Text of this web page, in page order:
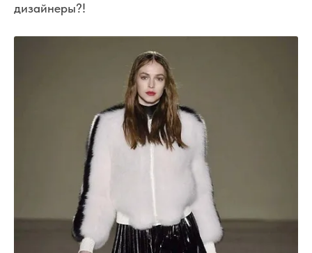
дизайнеры?!